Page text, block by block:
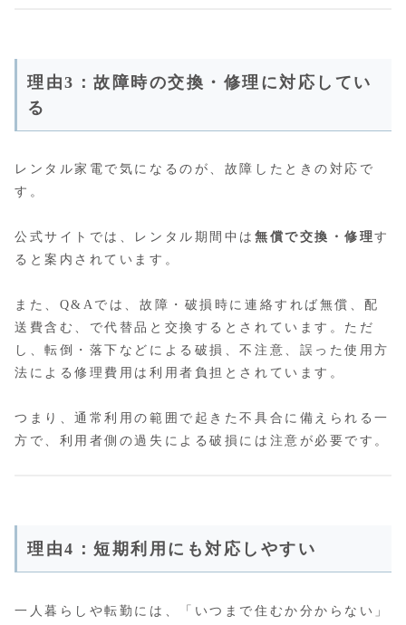
理由3：故障時の交換・修理に対応してい
る
レンタル家電で気になるのが、故障したときの対応で
す。
公式サイトでは、レンタル期間中は 無償で交換・修理す
ると案内されています。
また、Q&Aでは、故障・破損時に連絡すれば無償、配
送費含む、で代替品と交換するとされています。ただ
し、転倒・落下などによる破損、不注意、誤った使用方
法による修理費用は利用者負担とされています。
つまり、通常利用の範囲で起きた不具合に備えられる一
方で、利用者側の過失による破損には注意が必要です。
理由4：短期利用にも対応しやすい
一人暮らしや転勤には、「いつまで住むか分からない」